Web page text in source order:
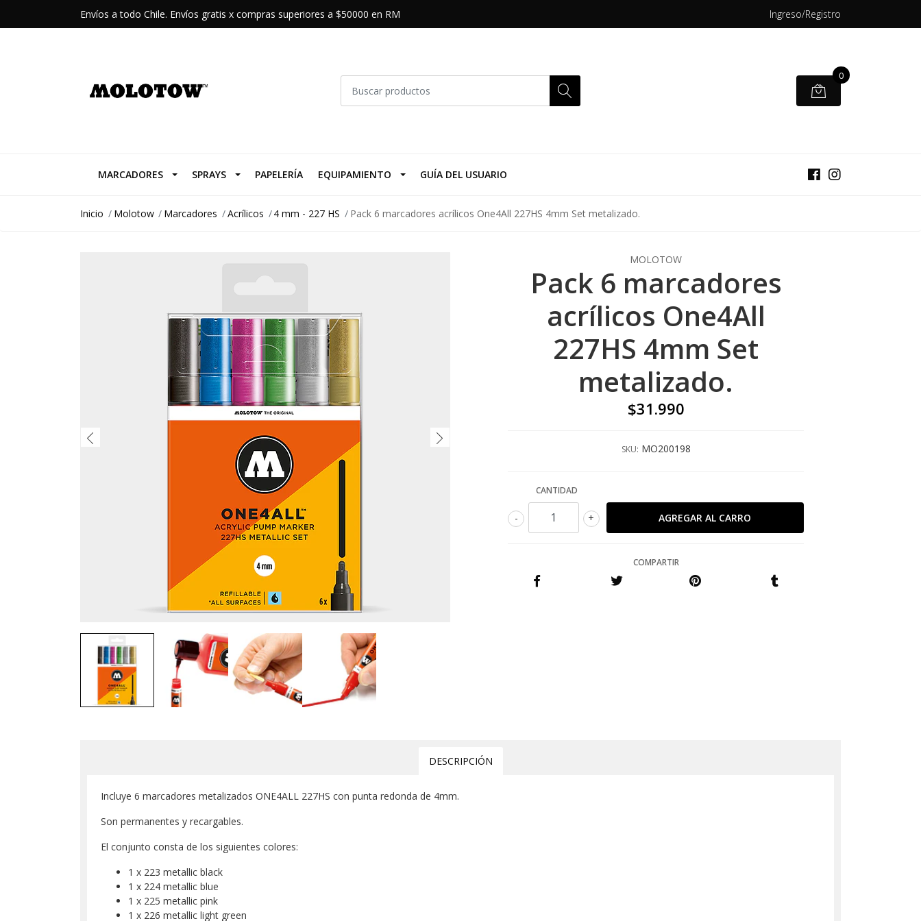
Envíos a todo Chile. Envíos gratis x compras superiores a $50000 en RM Ingreso/Registro
0
MARCADORES SPRAYS PAPELERÍA EQUIPAMIENTO GUÍA DEL USUARIO
Inicio Molotow Marcadores Acrílicos 4 mm - 227 HS Pack 6 marcadores acrílicos One4All 227HS 4mm Set metalizado.
MOLOTOW
Pack 6 marcadores
acrílicos One4All
227HS 4mm Set
metalizado.
$31.990
SKU: MO200198
CANTIDAD
+
-
COMPARTIR
DESCRIPCIÓN
Incluye 6 marcadores metalizados ONE4ALL 227HS con punta redonda de 4mm.
Son permanentes y recargables.
El conjunto consta de los siguientes colores:
1 x 223 metallic black
1 x 224 metallic blue
1 x 225 metallic pink
1 x 226 metallic light green